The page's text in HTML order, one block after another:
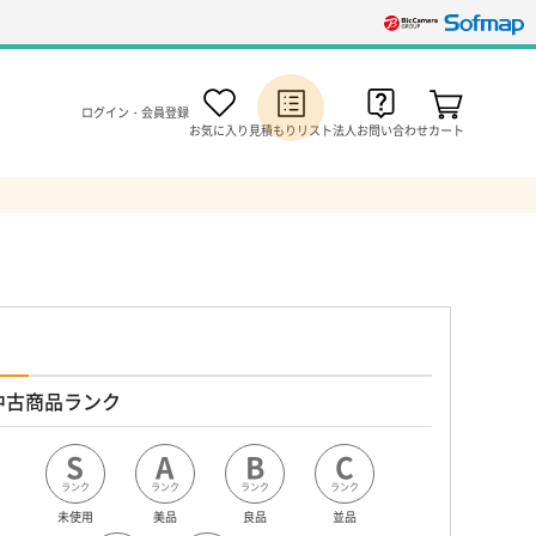
ログイン・会員登録
お気に入り 見積もりリスト法人お問い合わせカート
古商品ランク
S
ランク
未使用
A
ランク
美品
B
ランク
良品
C
ランク
並品